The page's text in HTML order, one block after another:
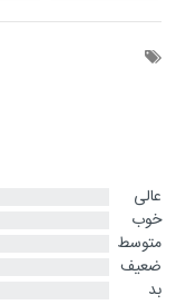
عالی
خوب
متوسط
ضعیف
بد